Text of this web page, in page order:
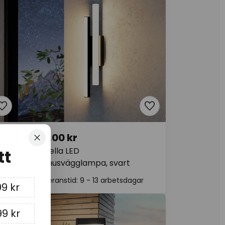
Serricella LED
utomhusvägglampa, svart
1 102,00 kr
Leveranstid: 9 - 13 arbetsdagar
Stäng
kr
kr